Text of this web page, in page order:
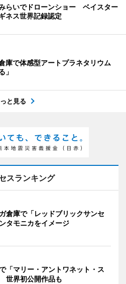
らいでドローンショー ベイスター
ネス世界記録認定
庫で体感型アートプラネタリウム
」
と見る
スランキング
倉庫で「レッドブリックサンセ
タモニカをイメージ
「マリー・アントワネット・ス
世界初公開作品も